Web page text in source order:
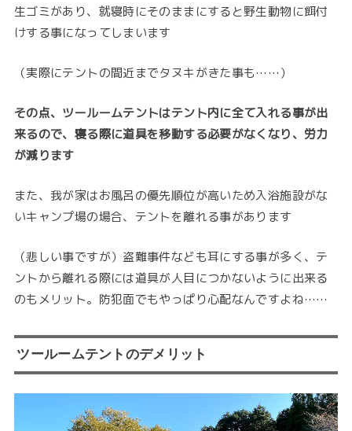
生ゴミがあり、就寝時にそのままにすると野生動物に餌付
けする事になってしまいます
（実際にテントの間近までタヌキがきた事も……）
その点、ツールームテントはテント内に全て入れる事が出
来るので、寝る際に道具を移動する必要がなくなり、労力
が減ります
また、我が家はお風呂の優先順位が高いため入浴施設がな
いキャンプ場の場合、テントを離れる事があります
（悲しい事ですが）盗難事件なども耳にする事が多く、テ
ントから離れる際には道具が人目につかないように出来る
のもメリット。防犯面でもやっぱり心配なんですよね……
ツールームテントのデメリット